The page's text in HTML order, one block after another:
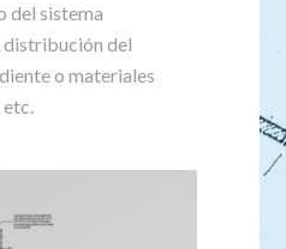
del sistema
del
o materiales
etc.